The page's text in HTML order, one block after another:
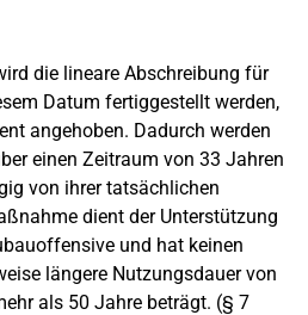
die lineare Abschreibung für
Datum fertiggestellt werden,
angehoben. Dadurch werden
einen Zeitraum von 33 Jahren
von ihrer tatsächlichen
dient der Unterstützung
und hat keinen
längere Nutzungsdauer von
als 50 Jahre beträgt. (§ 7